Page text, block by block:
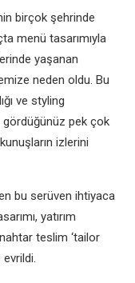
birçok şehrinde
menü tasarımıyla
yaşanan
neden oldu. Bu
ve styling
pek çok
izlerini
bu serüven ihtiyaca
yatırım
teslim ‘tailor
evrildi.